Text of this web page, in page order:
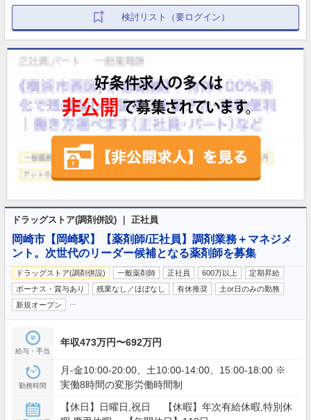
検討リスト（要ログイン）
ドラッグストア(調剤併設) ｜ 正社員
岡崎市【岡崎駅】【薬剤師/正社員】調剤業務＋マネジメ
ント。次世代のリーダー候補となる薬剤師を募集
ドラッグストア(調剤併設) 一般薬剤師 正社員 600万以上
定期昇給
ボーナス・賞与あり
残業なし／ほぼなし 有休推奨
土or日のみの勤務
新規オープン
給与・手当
年収473万円〜692万円
勤務時間
月-金10:00-20:00、土10:00-14:00、15:00-18:00 ※
実働8時間の変形労働時間制
【休日】日曜日,祝日 【休暇】年次有給休暇,特別休